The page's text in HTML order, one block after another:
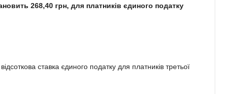
268,40 грн, для платників єдиного податку
ставка єдиного податку для платників третьої